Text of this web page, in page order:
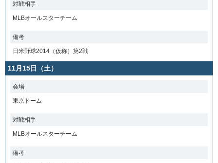
対戦相手
MLBオールスターチーム
備考
日米野球2014（仮称）第2戦
11月15日（土）
会場
東京ドーム
対戦相手
MLBオールスターチーム
備考